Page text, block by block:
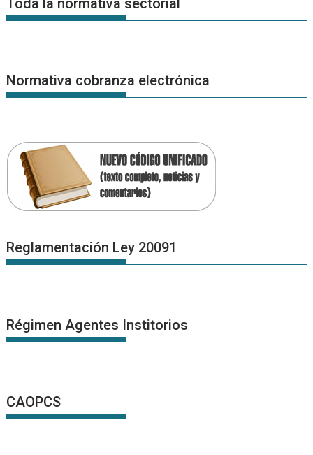
Normativa cobranza electrónica
Reglamentación Ley 20091
Régimen Agentes Institorios
CAOPCS